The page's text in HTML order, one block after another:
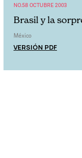
NO.58 OCTUBRE 2003
Brasil y la
México
VERSIÓN PDF